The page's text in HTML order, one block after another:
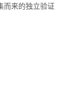
而来的独立验证